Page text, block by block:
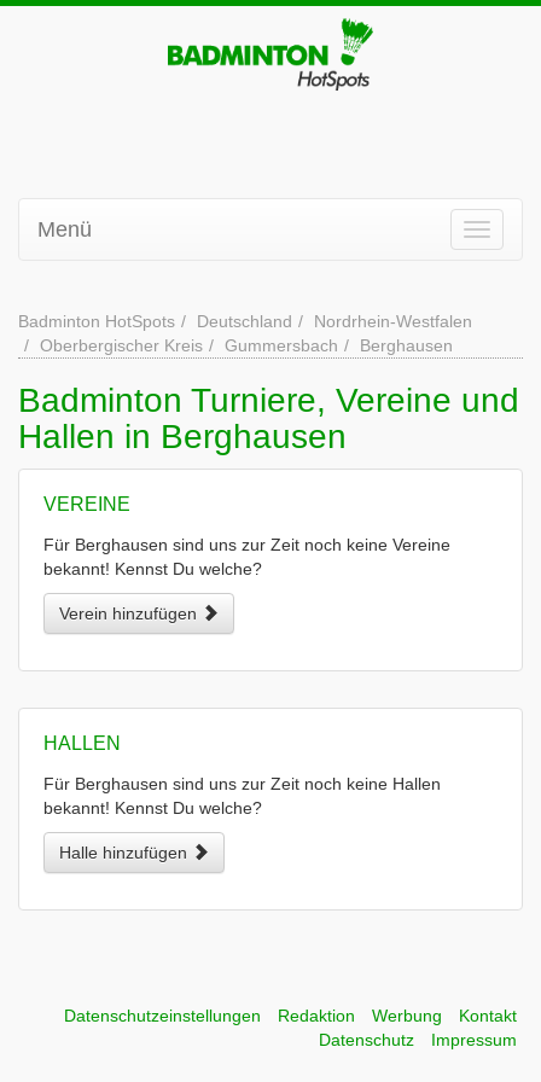
Menü
Badminton HotSpots Deutschland
Nordrhein-Westfalen
Oberbergischer Kreis
Gummersbach Berghausen
Badminton Turniere, Vereine und
Hallen in Berghausen
VEREINE
Für Berghausen sind uns zur Zeit noch keine Vereine
bekannt! Kennst Du welche?
Verein hinzufügen
HALLEN
Für Berghausen sind uns zur Zeit noch keine Hallen
bekannt! Kennst Du welche?
Halle hinzufügen
Datenschutzeinstellungen Redaktion Werbung
Kontakt
Datenschutz
Impressum